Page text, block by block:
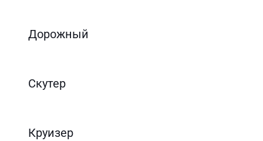
Дорожный
Скутер
Круизер